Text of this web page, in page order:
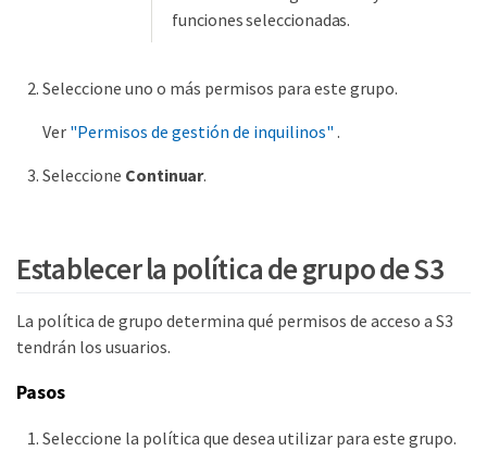
funciones seleccionadas.
Seleccione uno o más permisos para este grupo.
Ver "Permisos de gestión de inquilinos" .
Seleccione Continuar.
Establecer la política de grupo de S3
La política de grupo determina qué permisos de acceso a S3
tendrán los usuarios.
Pasos
Seleccione la política que desea utilizar para este grupo.